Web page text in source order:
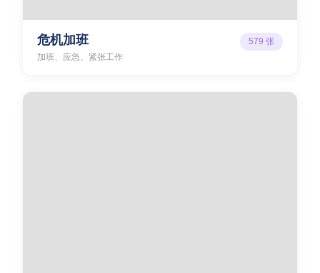
危机加班
加班、应急、紧张工作
579 张